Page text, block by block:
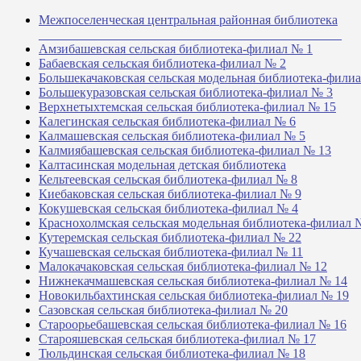
Межпоселенческая центральная районная библиотека
Амзибашевская сельская библиотека-филиал № 1
Бабаевская сельская библиотека-филиал № 2
Большекачаковская сельская модельная библиотека-
Большекуразовская сельская библиотека-филиал № 3
Верхнетыхтемская сельская библиотека-филиал № 15
Калегинская сельская библиотека-филиал № 6
Калмашевская сельская библиотека-филиал № 5
Калмиябашевская сельская библиотека-филиал № 13
Калтасинская модельная детская библиотека
Кельтеевская сельская библиотека-филиал № 8
Киебаковская сельская библиотека-филиал № 9
Кокушевская сельская библиотека-филиал № 4
Краснохолмская сельская модельная библиотека-филиал
Кутеремская сельская библиотека-филиал № 22
Кучашевская сельская библиотека-филиал № 11
Малокачаковская сельская библиотека-филиал № 12
Нижнекачмашевская сельская библиотека-филиал № 14
Новокильбахтинская сельская библиотека-филиал № 19
Сазовская сельская библиотека-филиал № 20
Староорьебашевская сельская библиотека-филиал № 16
Старояшевская сельская библиотека-филиал № 17
Тюльдинская сельская библиотека-филиал № 18